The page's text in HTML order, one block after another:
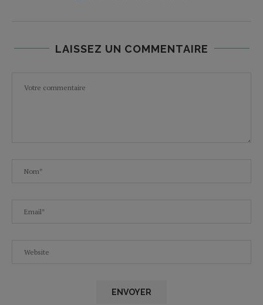
LAISSEZ UN COMMENTAIRE